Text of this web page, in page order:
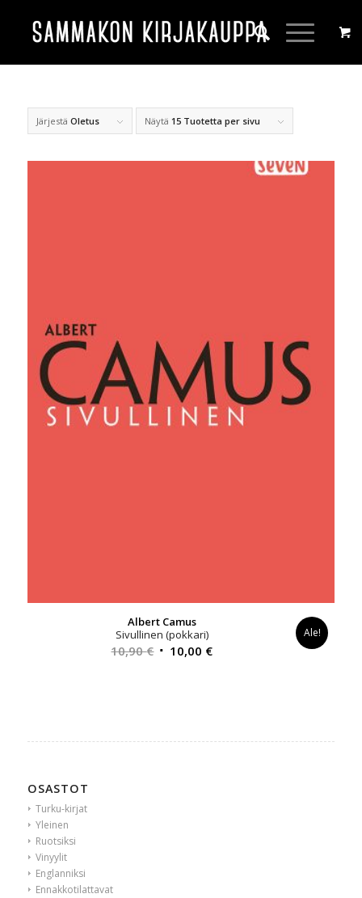
Järjestä Oletus Näytä 15 Tuotetta per sivu
Albert Camus
Sivullinen (pokkari)
10,90€ Alkuperäinen
10,00 €Nykyinen
Ale!
OSASTOT
Turku-kirjat
Yleinen
Ruotsiksi
Vinyylit
Englanniksi
Ennakkotilattavat